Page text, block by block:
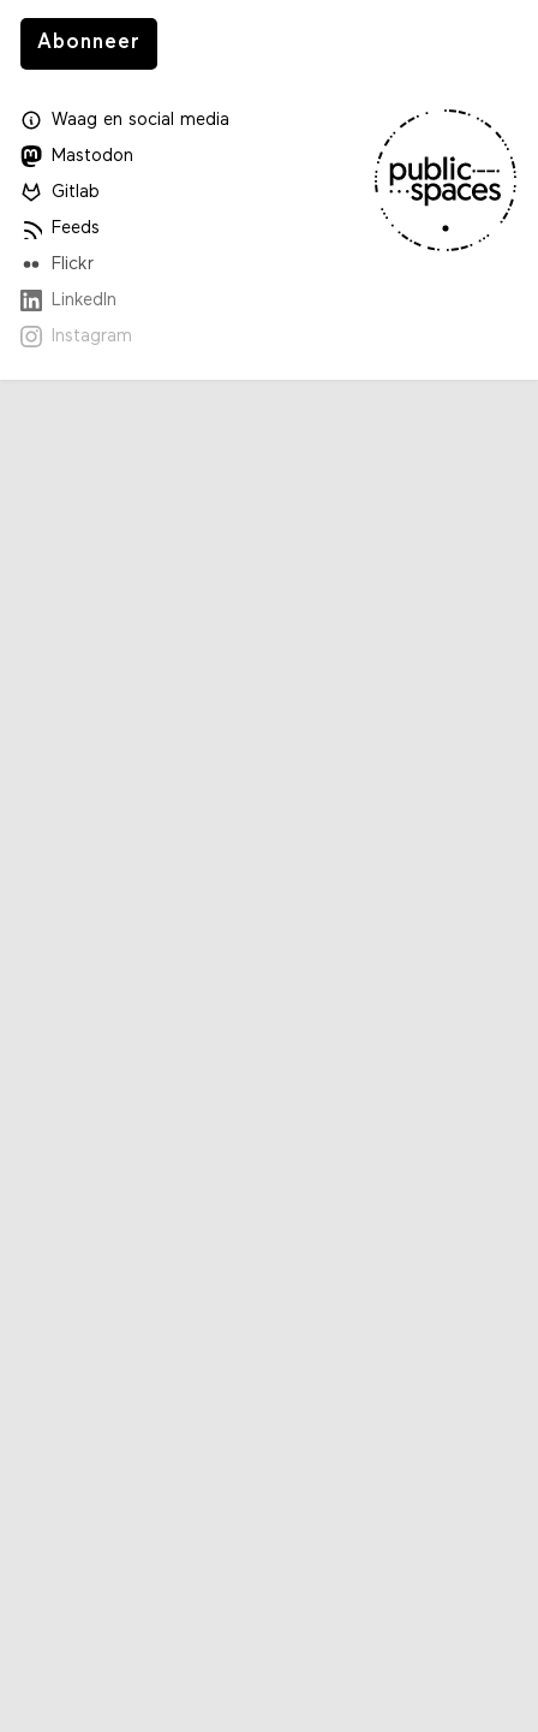
Abonneer
Waagen social media
Mastodon
Gitlab
Feeds
Flickr
LinkedIn
Instagram